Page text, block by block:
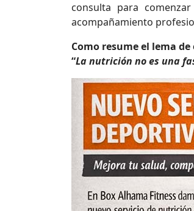
consulta para
acompañamiento
Como resume el lema
“La nutrición no es una